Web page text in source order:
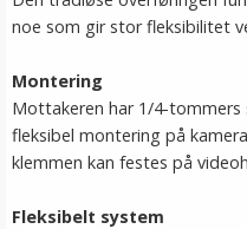
noe som gir stor fleksibilitet
Montering
Mottakeren har 1/4-
fleksibel montering på
klemmen kan festes på
Fleksibelt system